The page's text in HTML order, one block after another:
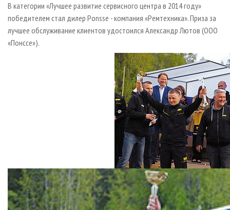
В категории «Лучшее развитие сервисного центра в 2014 году»
победителем стал дилер Ponsse - компания «Ремтехника». Приза за
лучшее обслуживание клиентов удостоился Александр Лютов (ООО
«Понссе»).